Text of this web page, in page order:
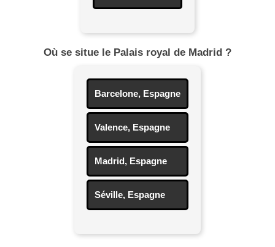
Où se situe le Palais royal de Madrid ?
Barcelone, Espagne
Valence, Espagne
Madrid, Espagne
Séville, Espagne